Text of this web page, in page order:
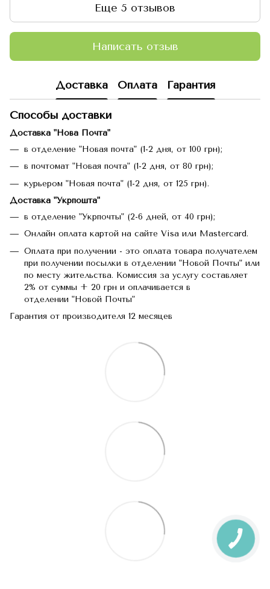
Еще 5 отзывов
Написать отзыв
Доставка Оплата Гарантия
Способы доставки
Доставка "Нова Почта"
в отделение "Новая почта" (1-2 дня, от 100 грн);
в почтомат "Новая почта" (1-2 дня, от 80 грн);
курьером "Новая почта" (1-2 дня, от 125 грн).
Доставка "Укрпошта"
в отделение "Укрпочты" (2-6 дней, от 40 грн);
Онлайн оплата картой на сайте Visa или Mastercard.
Оплата при получении - это оплата товара получателем
при получении посылки в отделении "Новой Почты" или
по месту жительства. Комиссия за услугу составляет
2% от суммы + 20 грн и оплачивается в
отделении "Новой Почты"
Гарантия от производителя 12 месяцев